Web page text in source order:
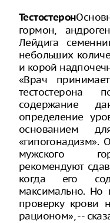
Тестостерон
гормон,
Лейдига
небольших
и корой
«Врач
содержание
определение
основанием
мужского
рекомендуют
когда его
максимально. Но
проверку крови
рационом», --